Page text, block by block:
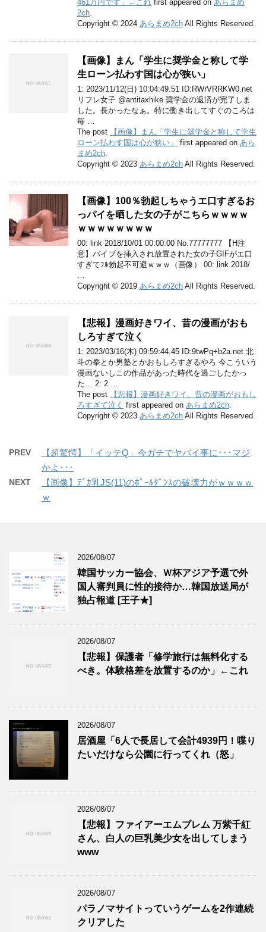
461万円です」←これ first appeared on あらまめ
2ch.
Copyright © 2024 あらまめ2ch All Rights Reserved.
【画像】まん「学生に奨学金と称して学
生ローン払わす国は心が狭い」
1: 2023/11/12(日) 10:04:49.51 ID:RWrVRRKW0.net
リフレ女子 @antitaxhike 奨学金の返済が完了しま
した。長かったなぁ。特に働き出してすぐのころは
毎 …
The post
【画像】まん「学生に奨学金と称して学生
ローン払わす国は心が狭い」
first appeared on あら
まめ2ch.
Copyright © 2023 あらまめ2ch All Rights Reserved.
【画像】100％勃起しちゃうエ口すぎるお
っパイを晒した女の子がこちらｗｗｗｗ
ｗｗｗｗｗｗｗｗ
00: link 2018/10/01 00:00:00 No.77777777 【H注
意】バイブを挿入され放置された女の子GIFがエ口
すぎてﾌﾙ勃起不可避ｗｗｗ（画像） 00: link 2018/
…
Copyright © 2019 あらまめ2ch All Rights Reserved.
【悲報】漫画好きワイ、昔の漫画がおも
しろすぎて泣く
1: 2023/03/16(木) 09:59:44.45 ID:9twPq+b2a.net 北
斗の拳とか男塾とかおもしろすぎるやろ 今こういう
漫画ないしこの作品があった時代を過ごしたかっ
た… 2: 2 …
The post
【悲報】漫画好きワイ、昔の漫画がおもし
ろすぎて泣く first appeared on あらまめ2ch.
Copyright © 2023 あらまめ2ch All Rights Reserved.
PREV
【超驚愕】「イッテQ」今ガチでヤバイ事に･･･マジ
かよ･･･
NEXT
【画像】ﾃﾞｶ乳JS(11)のﾎﾟｰﾙﾀﾞﾝｽの破壊力がｗｗｗｗ
ｗ
2026/08/07
韓国サッカー協会、Ｗ杯アジア予選で外
国人審判員に性的接待か…韓国放送局が
独占報道 [王子★]
2026/08/07
【悲報】保護者「修学旅行は無料化する
べき。体験格差を放置するのか」←これ
2026/08/07
居酒屋「6人で長居して会計4939円！喋り
たいだけなら公園に行ってくれ（怒」
2026/08/07
【悲報】ファイアーエムブレム 万紫千紅
さん、白人の巨乳美少女を出してしまう
www
2026/08/07
パラノマサイトっていうゲームを2作連続
クリアした